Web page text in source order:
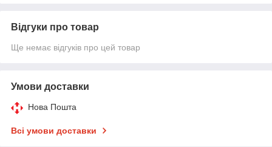
Відгуки про товар
Ще немає відгуків про цей товар
Умови доставки
Нова Пошта
Всі умови доставки